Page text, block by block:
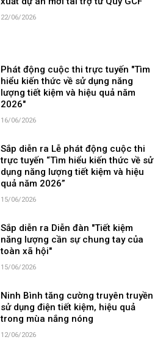
22/06/2026
Phát động cuộc thi trực tuyến "Tìm
hiểu kiến thức về sử dụng năng
lượng tiết kiệm và hiệu quả năm
2026"
16/06/2026
Sắp diễn ra Lễ phát động cuộc thi
trực tuyến “Tìm hiểu kiến thức về sử
dụng năng lượng tiết kiệm và hiệu
quả năm 2026”
15/06/2026
Sắp diễn ra Diễn đàn "Tiết kiệm
năng lượng cần sự chung tay của
toàn xã hội"
15/06/2026
Ninh Bình tăng cường truyên truyền
sử dụng điện tiết kiệm, hiệu quả
trong mùa nắng nóng
12/06/2026